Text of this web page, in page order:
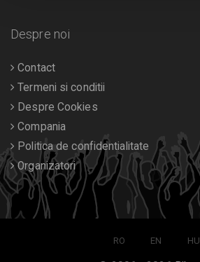
Despre noi
Contact
Termeni si conditii
Despre Cookies
Compania
Politica de confidentialitate
Organizatori
RO EN HU